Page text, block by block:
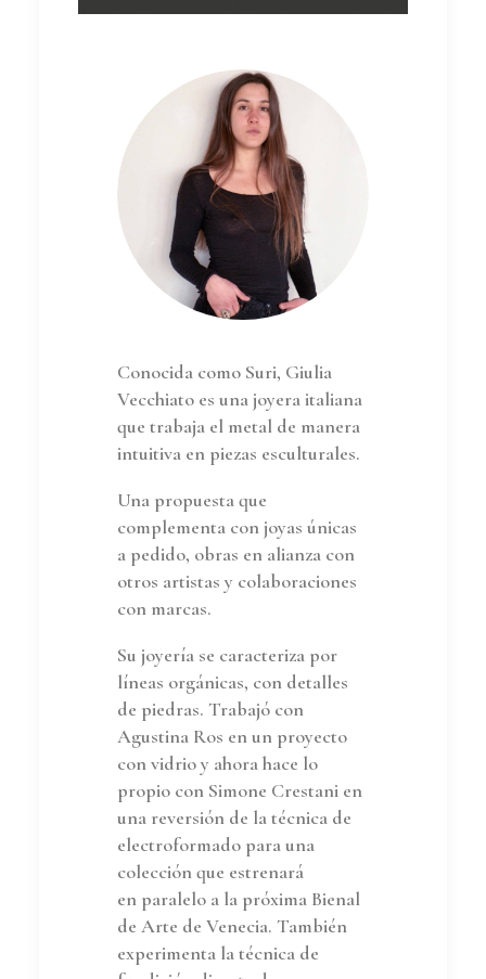
Conocida como Suri, Giulia
Vecchiato es una joyera italiana
que trabaja el metal de manera
intuitiva en piezas esculturales.
Una propuesta que
complementa con joyas únicas
a pedido, obras en alianza con
otros artistas y colaboraciones
con marcas.
Su joyería se caracteriza por
líneas orgánicas, con detalles
de piedras. Trabajó con
Agustina Ros en un proyecto
con vidrio y ahora hace lo
propio con Simone Crestani en
una reversión de la técnica de
electroformado para una
colección que estrenará
en paralelo a la próxima Bienal
de Arte de Venecia. También
experimenta la técnica de